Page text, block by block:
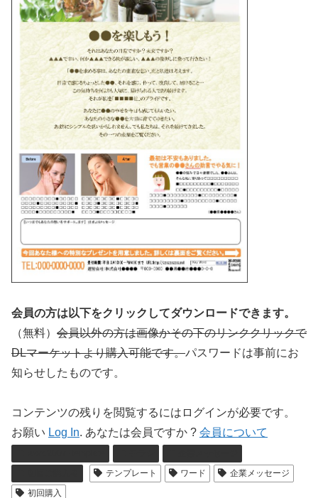
会員の方は以下をクリックしてダウンロードできます。
（無料） 会員以外の方は画像かその下のリンククリックで
DLマーケットより購入可能です。パスワードは事前にお
知らせしたものです。
コンテンツの残りを閲覧するにはログインが必要です。
お願い Log In. あなたは会員ですか ? 会員について
テンプレート ワード
企業メッセージ
初回購入